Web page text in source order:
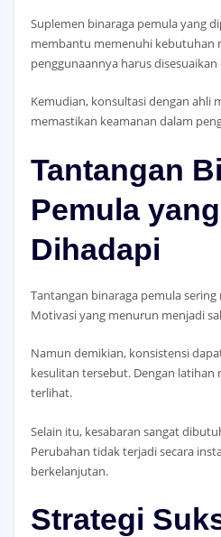
Suplemen binaraga pemula yang
membantu memenuhi kebutuhan
penggunaannya harus
Kemudian, konsultasi dengan ahli
memastikan keamanan dalam
Tantangan
Pemula
Dihadapi
Tantangan binaraga pemula
Motivasi yang menurun menjadi
Namun demikian, konsistensi
kesulitan tersebut. Dengan latihan
terlihat.
Selain itu, kesabaran sangat
Perubahan tidak terjadi secara
berkelanjutan.
Strategi